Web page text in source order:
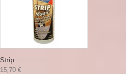
Strip...
15,70 €